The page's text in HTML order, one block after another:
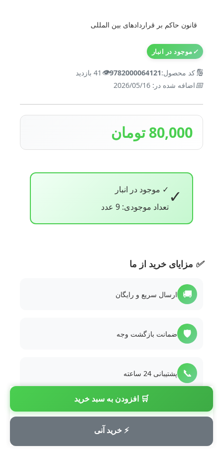
قانون حاکم بر قراردادهای بین المللی
✓موجود در انبار
🔢کد محصول:9782000064121
👁️ 41 بازدید
📅اضافه شده در: 2026/05/16
80,000 تومان
✓ ✓ موجود در انبار
تعداد موجودی: 9 عدد
🛒 افزودن به سبد خرید
⚡ خرید آنی
✅ مزایای خرید از ما
🚚 ارسال سریع و رایگان
🛡️ ضمانت بازگشت وجه
📞 پشتیبانی 24 ساعته
💳 پرداخت امن